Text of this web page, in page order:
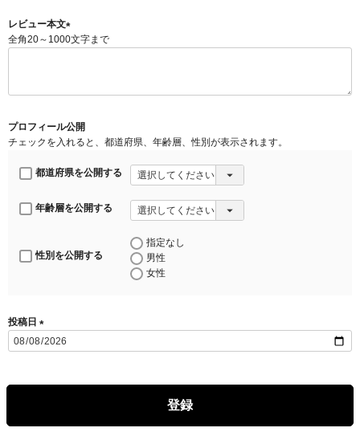
)
レビュー本文
(
全角20～1000文字まで
プロフィール公開
チェックを入れると、都道府県、年齢層、性別が表示されます。
都道府県を公開する
年齢層を公開する
性別を公開する
指定なし
男性
女性
投稿日
(
)
登録